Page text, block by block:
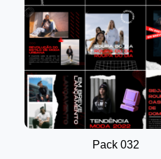
Pack 032